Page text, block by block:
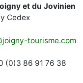
et du Jovinien
Cedex
tourisme.com
(0)3 86 91 76 38